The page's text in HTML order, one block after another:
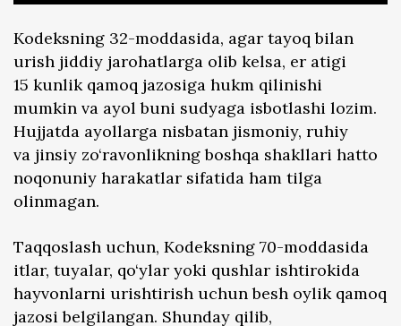
Kodeksning 32-moddasida, agar tayoq bilan
urish jiddiy jarohatlarga olib kelsa, er atigi
15 kunlik qamoq jazosiga hukm qilinishi
mumkin va ayol buni sudyaga isbotlashi lozim.
Hujjatda ayollarga nisbatan jismoniy, ruhiy
va jinsiy zo‘ravonlikning boshqa shakllari hatto
noqonuniy harakatlar sifatida ham tilga
olinmagan.
Taqqoslash uchun, Kodeksning 70-moddasida
itlar, tuyalar, qo‘ylar yoki qushlar ishtirokida
hayvonlarni urishtirish uchun besh oylik qamoq
jazosi belgilangan. Shunday qilib,